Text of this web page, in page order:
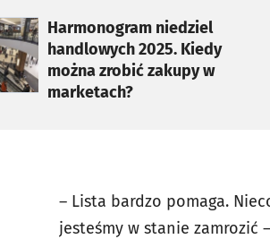
Harmonogram niedziel
handlowych 2025. Kiedy
można zrobić zakupy w
marketach?
w nowej karcie
– Lista bardzo pomaga.
jesteśmy w stanie zamrozić